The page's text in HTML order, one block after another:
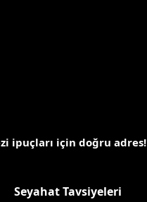
ipuçları için doğru adres!
Seyahat Tavsiyeleri